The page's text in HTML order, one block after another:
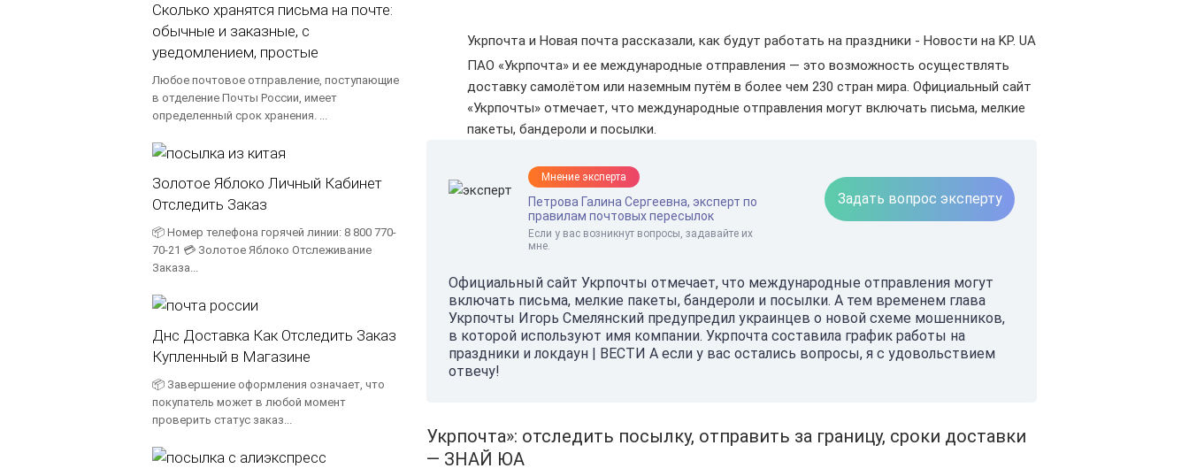
Укрпочта и Новая почта рассказали, как будут работать на праздники - Новости на KP. UA
ПАО «Укрпочта» и ее международные отправления — это возможность осуществлять
доставку самолётом или наземным путём в более чем 230 стран мира. Официальный сайт
«Укрпочты» отмечает, что международные отправления могут включать письма, мелкие
пакеты, бандероли и посылки.
Мнение эксперта
Петрова Галина Сергеевна, эксперт по
правилам почтовых пересылок
Если у вас возникнут вопросы, задавайте их
мне.
Задать вопрос эксперту
Официальный сайт Укрпочты отмечает, что международные отправления могут
включать письма, мелкие пакеты, бандероли и посылки. А тем временем глава
Укрпочты Игорь Смелянский предупредил украинцев о новой схеме мошенников,
в которой используют имя компании. Укрпочта составила график работы на
праздники и локдаун | ВЕСТИ А если у вас остались вопросы, я с удовольствием
отвечу!
Укрпочта»: отследить посылку, отправить за границу, сроки доставки
— ЗНАЙ ЮА
Сколько хранятся письма на почте:
обычные и заказные, с
уведомлением, простые
Любое почтовое отправление, поступающие
в отделение Почты России, имеет
определенный срок хранения. ...
Золотое Яблоко Личный Кабинет
Отследить Заказ
📦 Номер телефона горячей линии: 8 800 770-
70-21 💳 Золотое Яблоко Отслеживание
Заказа...
Днс Доставка Как Отследить Заказ
Купленный в Магазине
📦 Завершение оформления означает, что
покупатель может в любой момент
проверить статус заказ...